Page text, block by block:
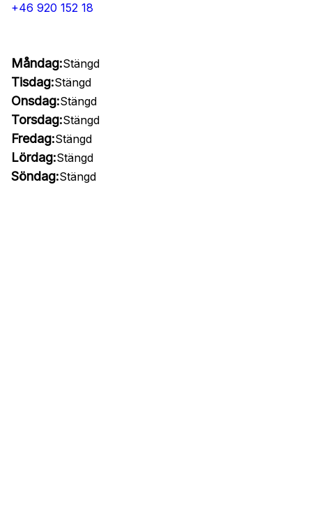
+46 920 152 18
Måndag:Stängd
Tisdag:Stängd
Onsdag:Stängd
Torsdag:Stängd
Fredag:Stängd
Lördag:Stängd
Söndag:Stängd